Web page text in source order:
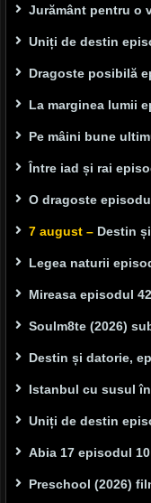
Jurământ pentru o
Uniți de destin
Dragoste posibilă
La marginea lumii
Pe mâini bune
Între iad și rai
O dragoste
7 august – Destin
Legea naturii
Mireasa episodul
Soulm8te (2026)
Destin și datorie,
Istanbul cu susul
Uniți de destin
Abia 17 episodul
Preschool (2026)